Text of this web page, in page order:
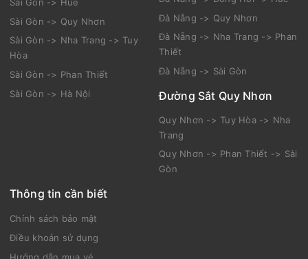
Sài Gòn -> Quy Nhơn
Sài Gòn -> Nha Trang -> Tuy
Hòa
Sài Gòn -> Phan Thiết
Sài Gòn -> Hà Nội
Đà Nẵng -> Quy Nhơn
Đà Nẵng -> Nha Trang -> Phan
Thiết
Đà Nẵng -> Sài Gòn
Đường Sắt Quy Nhơn
Quy Nhơn -> Tuy Hòa -> Nha
Trang
Quy Nhơn -> Phan Thiết -> Sài
Gòn
Thông tin cần biết
Chính sách bảo mật
Điều khoản sử dụng
Hướng dẫn mua vé